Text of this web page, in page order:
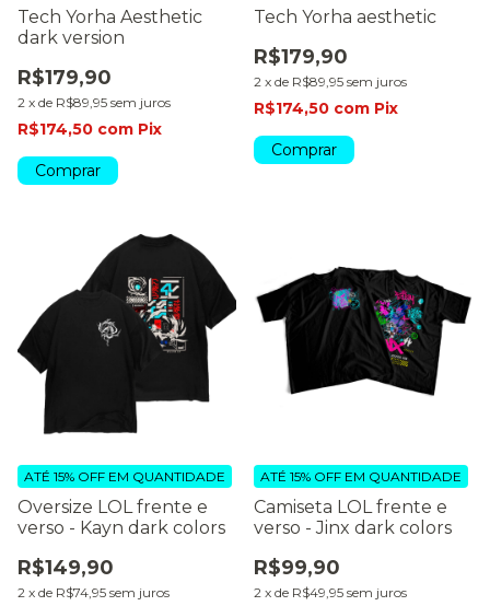
Tech Yorha Aesthetic
dark version
R$179,90
2 x de R$89,95 sem juros
R$174,50 com Pix
Comprar
Tech Yorha aesthetic
R$179,90
2 x de R$89,95 sem juros
R$174,50 com Pix
Comprar
Oversize LOL frente e
verso - Kayn dark colors
R$149,90
2 x de R$74,95 sem juros
ATÉ 15% OFF EM QUANTIDADE
Camiseta LOL frente e
verso - Jinx dark colors
R$99,90
2 x de R$49,95 sem juros
ATÉ 15% OFF EM QUANTIDADE